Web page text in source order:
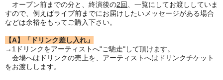
オープン前までの分と、終演後の2回
、一覧にしてお渡ししていま
すので、例えばライブ前までにお届けしたいメッセージがある場合
などは余裕をもってご購入下さい。
【A】「ドリンク差し入れ」
→1ドリンクをアーティストへ"ご馳走"して頂けます。
会場へはドリンクの売上を、アーティストへはドリンクチケット
をお渡しします。